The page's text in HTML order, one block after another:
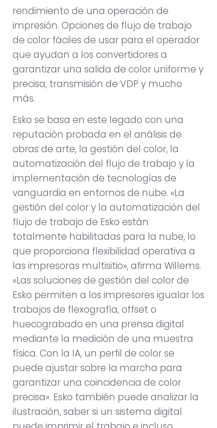
rendimiento de una operación de
impresión. Opciones de flujo de trabajo
de color fáciles de usar para el operador
que ayudan a los convertidores a
garantizar una salida de color uniforme y
precisa, transmisión de VDP y mucho
más.
Esko se basa en este legado con una
reputación probada en el análisis de
obras de arte, la gestión del color, la
automatización del flujo de trabajo y la
implementación de tecnologías de
vanguardia en entornos de nube. «La
gestión del color y la automatización del
flujo de trabajo de Esko están
totalmente habilitadas para la nube, lo
que proporciona flexibilidad operativa a
las impresoras multisitio», afirma Willems.
«Las soluciones de gestión del color de
Esko permiten a los impresores igualar los
trabajos de flexografía, offset o
huecograbado en una prensa digital
mediante la medición de una muestra
física. Con la IA, un perfil de color se
puede ajustar sobre la marcha para
garantizar una coincidencia de color
precisa». Esko también puede analizar la
ilustración, saber si un sistema digital